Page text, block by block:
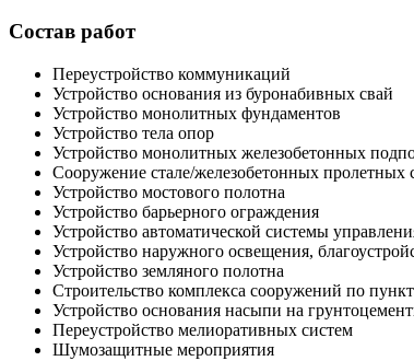
Состав работ
Переустройство коммуникаций
Устройство основания из буронабивных свай
Устройство монолитных фундаментов
Устройство тела опор
Устройство монолитных железобетонных
Сооружение стале/железобетонных пролетных
Устройство мостового полотна
Устройство барьерного ограждения
Устройство автоматической системы
Устройство наружного освещения,
Устройство земляного полотна
Строительство комплекса сооружений по
Устройство основания насыпи на
Переустройство мелиоративных систем
Шумозащитные мероприятия